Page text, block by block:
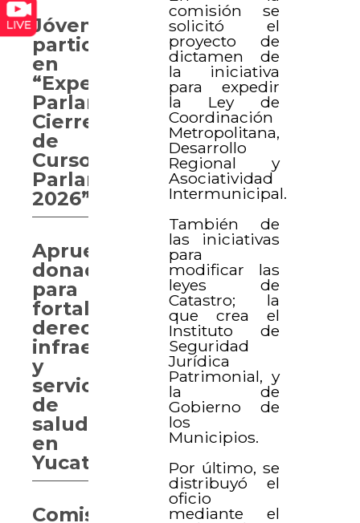
comisión se
solicitó el
proyecto de
dictamen de
la iniciativa
para expedir
la Ley de
Coordinación
Metropolitana,
Desarrollo
Regional y
Asociatividad
Intermunicipal.
También de
las iniciativas
para
modificar las
leyes de
Catastro; la
que crea el
Instituto de
Seguridad
Jurídica
Patrimonial, y
la de
Gobierno de
los
Municipios.
Por último, se
distribuyó el
oficio
mediante el
Jóvenes
participan
en
“Experiencia
Parlamentaria.
Cierre
de
Curso
Parlamentario
2026”
Aprueban
donaciones
para
fortalecer
derechos,
infraestructura
y
servicios
de
salud
en
Yucatán
Comisión